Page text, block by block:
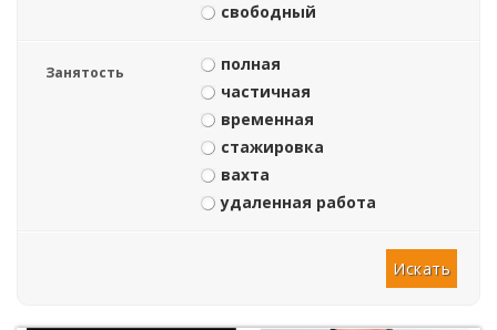
свободный
Занятость
полная
частичная
временная
стажировка
вахта
удаленная работа